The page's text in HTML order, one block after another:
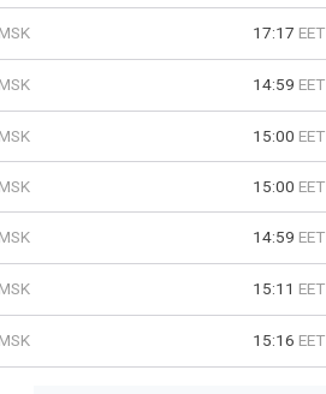
MSK 17:17 EET
MSK 14:59 EET
MSK 15:00 EET
MSK 15:00 EET
MSK 14:59 EET
MSK 15:11 EET
MSK 15:16 EET